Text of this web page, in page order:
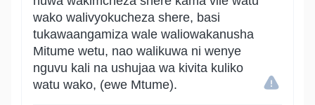
wako walivyokucheza shere, basi
tukawaangamiza wale waliowakanusha
Mitume wetu, nao walikuwa ni wenye
nguvu kali na ushujaa wa kivita kuliko
watu wako, (ewe Mtume).